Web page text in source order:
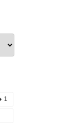
1